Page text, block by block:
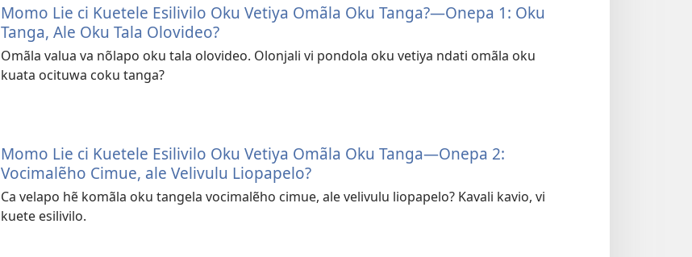
Momo Lie ci Kuetele Esilivilo Oku Vetiya Omãla Oku Tanga?—Onepa 1: Oku
Tanga, Ale Oku Tala Olovideo?
Omãla valua va nõlapo oku tala olovideo. Olonjali vi pondola oku vetiya ndati omãla oku
kuata ocituwa coku tanga?
Momo Lie ci Kuetele Esilivilo Oku Vetiya Omãla Oku Tanga—Onepa 2:
Vocimalẽho Cimue, ale Velivulu Liopapelo?
Ca velapo hẽ komãla oku tangela vocimalẽho cimue, ale velivulu liopapelo? Kavali kavio, vi
kuete esilivilo.